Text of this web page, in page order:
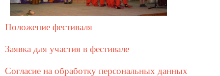
Положение фестиваля
Заявка для участия в фестивале
Согласие на обработку персональных данных